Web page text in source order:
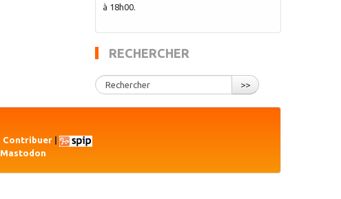
à 18h00.
RECHERCHER
>>
Contribuer
Mastodon